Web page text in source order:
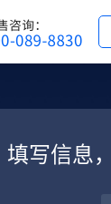
填写信息